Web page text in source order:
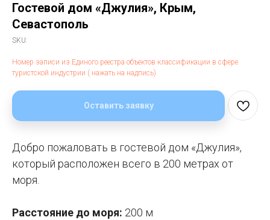
Гостевой дом «Джулия», Крым,
Севастополь
SKU:
Номер записи из Единого реестра объектов классификации в сфере
туристской индустрии ( нажать на надпись)
Оставить заявку
Добро пожаловать в гостевой дом «Джулия»,
который расположен всего в 200 метрах от
моря.
Расстояние до моря: 200 м